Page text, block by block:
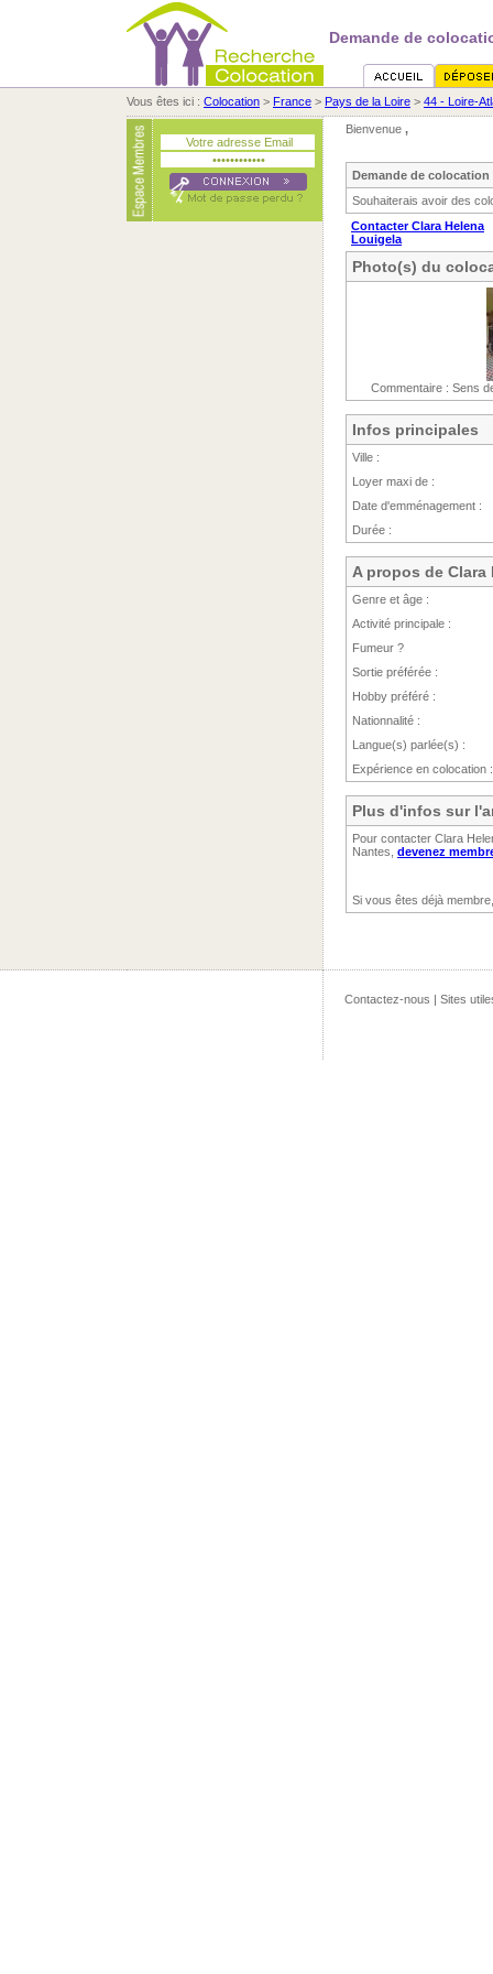
Demande de
Vous êtes ici : Colocation > France > Pays de la Loire > 44 - Loire-
Bienvenue ,
Demande de colocation
Souhaiterais avoir des
Contacter Clara Helena
Louigela
Photo(s) du
Commentaire : Sens
Infos principales
Ville :
Loyer maxi de :
Date d'emménagement :
Durée :
A propos de
Genre et âge :
Activité principale :
Fumeur ?
Sortie préférée :
Hobby préféré :
Nationnalité :
Langue(s) parlée(s) :
Expérience en colocation :
Plus d'infos sur
Pour contacter Clara
Nantes, devenez
Si vous êtes déjà
Contactez-nous | Sites